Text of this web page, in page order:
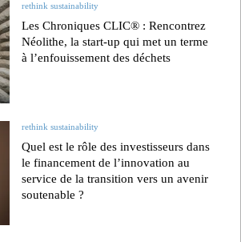
rethink sustainability
Les Chroniques CLIC® : Rencontrez
Néolithe, la start-up qui met un terme
à l’enfouissement des déchets
rethink sustainability
Quel est le rôle des investisseurs dans
le financement de l’innovation au
service de la transition vers un avenir
soutenable ?